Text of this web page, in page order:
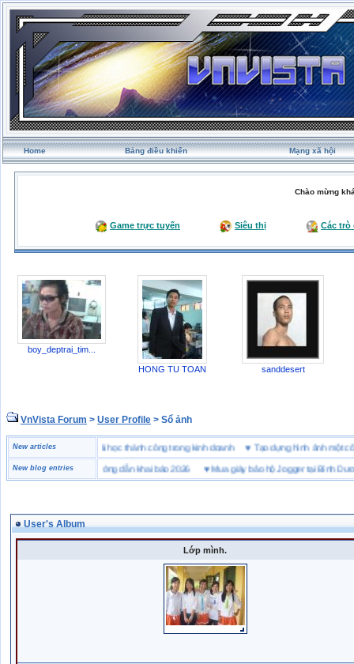
Home Bảng điều khiển Mạng xã hội
Chào mừng
Game trực tuyến Siêu thị Các trò
boy_deptrai_tim...
HONG TU TOAN sanddesert
VnVista Forum > User Profile > Sổ ảnh
New articles
biệt” của Microsoft ♥4 bài học thành công trong kinh doanh ♥Tạo dựng hình ảnh
New blog entries
hải quan là gì? Hướng dẫn khai báo 2026♥ Mua giày bảo hộ Jogger tại Bình Dương
User's Album
Lớp mình.